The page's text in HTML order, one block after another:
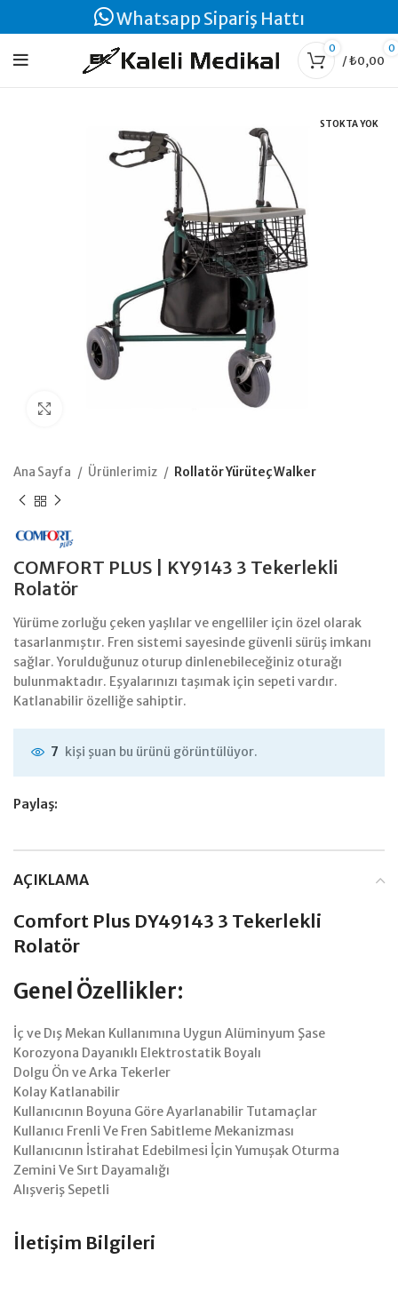
Whatsapp Sipariş Hattı
0 0
/₺0,00
STOKTA YOK
Ana Sayfa Ürünlerimiz Rollatör Yürüteç Walker
COMFORT PLUS | KY9143 3 Tekerlekli
Rolatör
Yürüme zorluğu çeken yaşlılar ve engelliler için özel olarak
tasarlanmıştır. Fren sistemi sayesinde güvenli sürüş imkanı
sağlar. Yorulduğunuz oturup dinlenebileceğiniz oturağı
bulunmaktadır. Eşyalarınızı taşımak için sepeti vardır.
Katlanabilir özelliğe sahiptir.
7 kişi şuan bu ürünü görüntülüyor.
Paylaş:
AÇIKLAMA
Comfort Plus DY49143 3 Tekerlekli
Rolatör
Genel Özellikler:
İç ve Dış Mekan Kullanımına Uygun Alüminyum Şase
Korozyona Dayanıklı Elektrostatik Boyalı
Dolgu Ön ve Arka Tekerler
Kolay Katlanabilir
Kullanıcının Boyuna Göre Ayarlanabilir Tutamaçlar
Kullanıcı Frenli Ve Fren Sabitleme Mekanizması
Kullanıcının İstirahat Edebilmesi İçin Yumuşak Oturma
Zemini Ve Sırt Dayamalığı
Alışveriş Sepetli
İletişim Bilgileri